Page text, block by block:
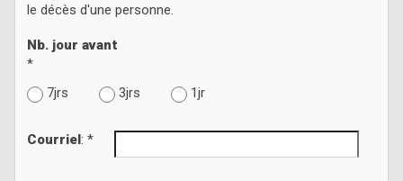
le décès d'une personne.
Nb. jour avant
*
7jrs
3jrs 1jr
Courriel : *